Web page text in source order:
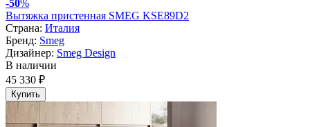
-50%
Вытяжка пристенная SMEG KSE89D2
Страна: Италия
Бренд: Smeg
Дизайнер: Smeg Design
В наличии
45 330 ₽
Купить